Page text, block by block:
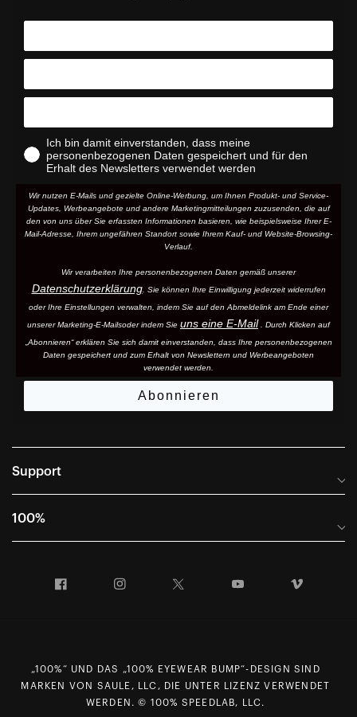
Ich bin damit einverstanden, dass meine
personenbezogenen Daten gespeichert und für den
Erhalt des Newsletters verwendet werden
Wir nutzen E-Mails und gezielte Online-Werbung, um Ihnen Produkt- und Service-
Updates, Werbeangebote und andere Marketingmitteilungen zuzusenden, die auf
den von uns über Sie erfassten Informationen basieren, wie beispielsweise Ihrer E-
Mail-Adresse, Ihrem ungefähren Standort sowie Ihrem Kauf- und Website-Browsing-
Verlauf.
Wir verarbeiten Ihre personenbezogenen Daten gemäß unserer
Datenschutzerklärung. Sie können Ihre Einwilligung jederzeit widerrufen
oder Ihre Einstellungen verwalten, indem Sie auf den Abmeldelink am Ende einer
unserer Marketing-E-Mailsoder indem Sie uns eine E-Mail . Durch Klicken auf
„Abonnieren“ erklären Sie sich damit einverstanden, dass Ihre personenbezogenen
Daten gespeichert und zum Erhalt von Newslettern und Werbeangeboten
verwendet werden.
Abonnieren
Support
Häufig gestellte Fragen
Verkaufsbedingungen
100%
Unternehmensinformationen
Widerrufsrecht
Facebook Instagram YouTube
„100%“ UND DAS „100% EYEWEAR BUMP“-DESIGN SIND
MARKEN VON SAULE, LLC, DIE UNTER LIZENZ VERWENDET
WERDEN. © 100% SPEEDLAB, LLC.